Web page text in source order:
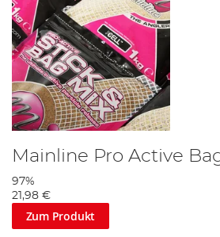
Mainline Pro Active
97%
21,98 €
Zum Produkt